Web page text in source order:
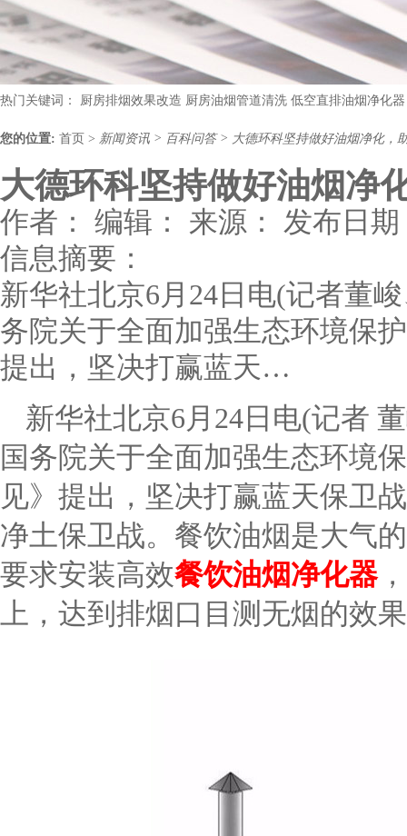
热门关键词： 厨房排烟效果改造 厨房油烟管道清洗 低空直排油烟净化器
您的位置: 首页 > 新闻资讯 > 百科问答 > 大德环科坚持做好油烟净化，
大德环科坚持做好油烟净
作者： 编辑： 来源： 发布日期
信息摘要：
新华社北京6月24日电(记者董
务院关于全面加强生态环境保
提出，坚决打赢蓝天…
新华社北京6月24日电(记者
国务院关于全面加强生态环境
见》提出，坚决打赢蓝天保卫
净土保卫战。餐饮油烟是大气
要求安装高效餐饮油烟净化器
上，达到排烟口目测无烟的效